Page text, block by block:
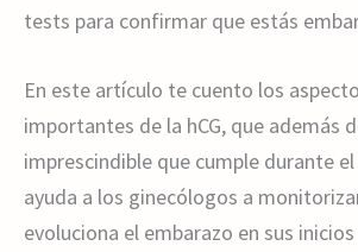
tests para confirmar que estás
En este artículo te cuento los
importantes de la hCG, que además
imprescindible que cumple durante
ayuda a los ginecólogos a
evoluciona el embarazo en sus